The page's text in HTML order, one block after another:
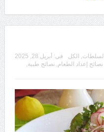
فى: أبريل 28, 2025 السلطات, الكل
نصائح إعداد الطعام, نصائح طبية,